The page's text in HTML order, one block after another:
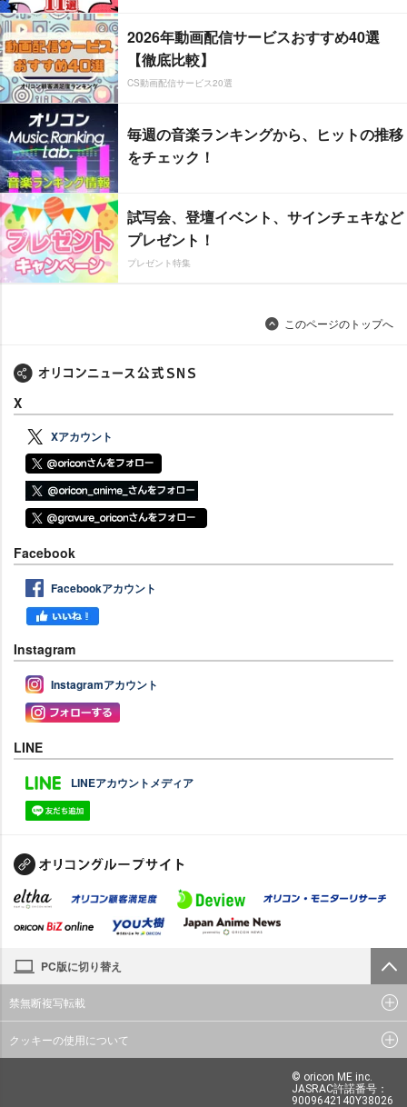
2026年動画配信サービスおすすめ40選
【徹底比較】
CS動画配信サービス20選
毎週の音楽ランキングから、ヒットの推移
をチェック！
試写会、登壇イベント、サインチェキなど
プレゼント！
プレゼント特集
このページのトップへ
X
Xアカウント
Facebook
Facebookアカウント
Instagram
Instagramアカウント
LINE
LINEアカウントメディア
PC版に切り替え
禁無断複写転載
クッキーの使用について
© oricon ME inc.
JASRAC許諾番号：
9009642140Y38026